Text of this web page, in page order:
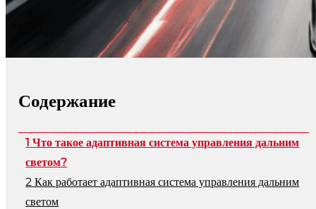
Содержание
Что такое адаптивная система управления дальним
светом?
Как работает адаптивная система управления дальним
светом